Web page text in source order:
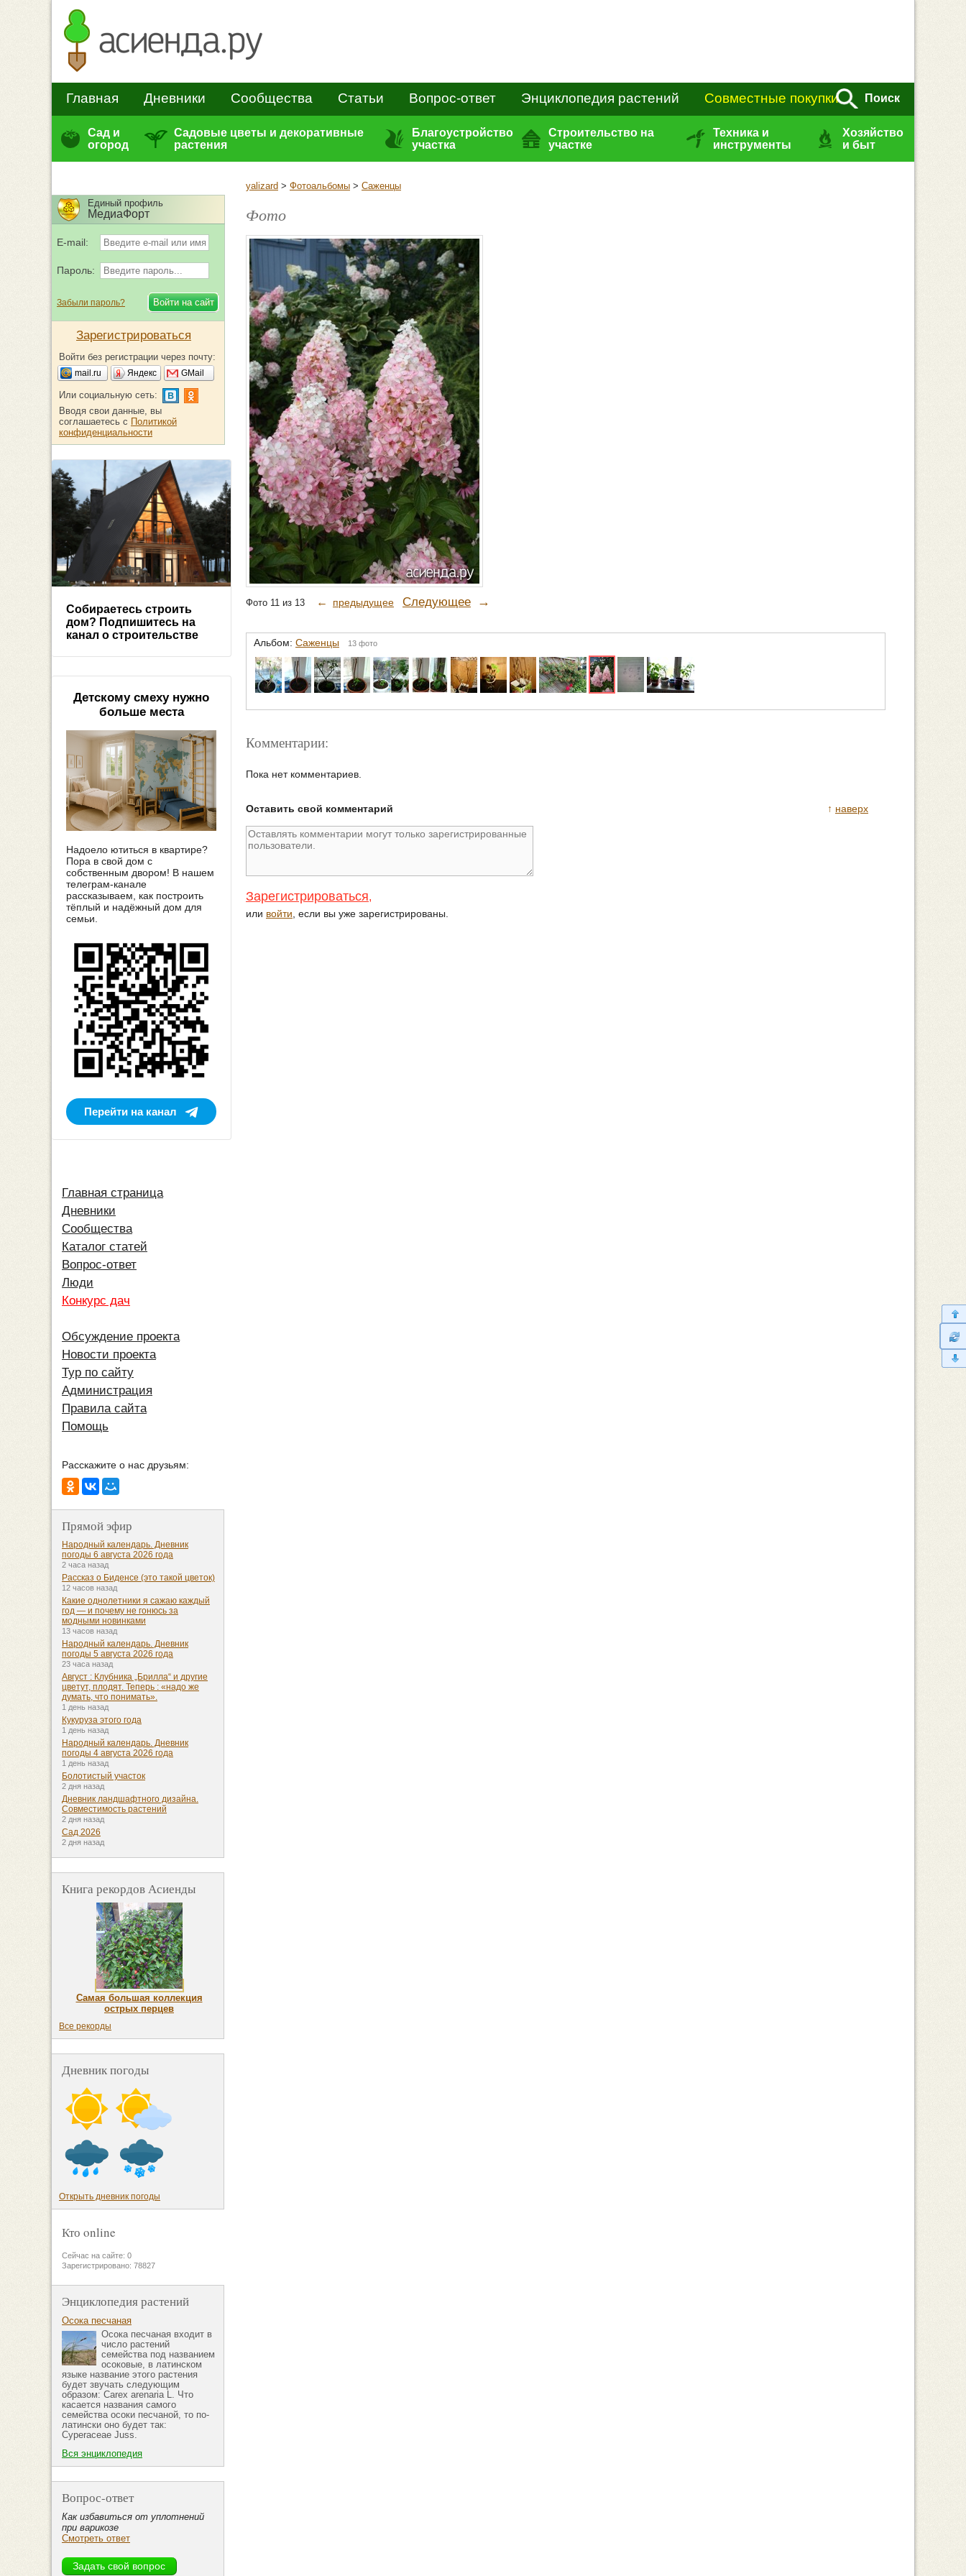
Главная Дневники Сообщества Статьи Вопрос-ответ Энциклопедия растений Совместные покупки Поиск
Сад и
огород
Садовые цветы и декоративные
растения
Благоустройство
участка
Строительство на
участке
Техника и
инструменты
Хозяйство
и быт
yalizard > Фотоальбомы > Саженцы
Фото
Фото 11 из 13 ← предыдущее Следующее →
Альбом: Саженцы 13 фото
Комментарии:
Пока нет комментариев.
↑ наверх
Оставить свой комментарий
Зарегистрироваться,
или войти , если вы уже зарегистрированы.
Единый профиль
МедиаФорт
E-mail:
Пароль:
Забыли пароль?
Зарегистрироваться
Войти без регистрации через почту:
mail.ru Яндекс GMail
Или социальную сеть:
Вводя свои данные, вы
соглашаетесь с Политикой
конфиденциальности
Собираетесь строить
дом? Подпишитесь на
канал о строительстве
Детскому смеху нужно
больше места
Надоело ютиться в квартире?
Пора в свой дом с
собственным двором! В нашем
телеграм-канале
рассказываем, как построить
тёплый и надёжный дом для
семьи.
Перейти на канал
Главная страница
Дневники
Сообщества
Каталог статей
Вопрос-ответ
Люди
Конкурс дач
Обсуждение проекта
Новости проекта
Тур по сайту
Администрация
Правила сайта
Помощь
Расскажите о нас друзьям:
Прямой эфир
Народный календарь. Дневник
погоды 6 августа 2026 года
2 часа назад
Рассказ о Биденсе (это такой цветок)
12 часов назад
Какие однолетники я сажаю каждый
год — и почему не гонюсь за
модными новинками
13 часов назад
Народный календарь. Дневник
погоды 5 августа 2026 года
23 часа назад
Август : Клубника „Брилла“ и другие
цветут, плодят. Теперь : «надо же
думать, что понимать».
1 день назад
Кукуруза этого года
1 день назад
Народный календарь. Дневник
погоды 4 августа 2026 года
1 день назад
Болотистый участок
2 дня назад
Дневник ландшафтного дизайна.
Совместимость растений
2 дня назад
Сад 2026
2 дня назад
Книга рекордов Асиенды
Самая большая коллекция
острых перцев
Все рекорды
Дневник погоды
Открыть дневник погоды
Кто online
Сейчас на сайте: 0
Зарегистрировано: 78827
Энциклопедия растений
Осока песчаная
Осока песчаная входит в
число растений
семейства под названием
осоковые, в латинском
языке название этого растения
будет звучать следующим
образом: Carex arenaria L. Что
касается названия самого
семейства осоки песчаной, то по-
латински оно будет так:
Cyperaceae Juss.
Вся энциклопедия
Вопрос-ответ
Как избавиться от уплотнений
при варикозе
Смотреть ответ